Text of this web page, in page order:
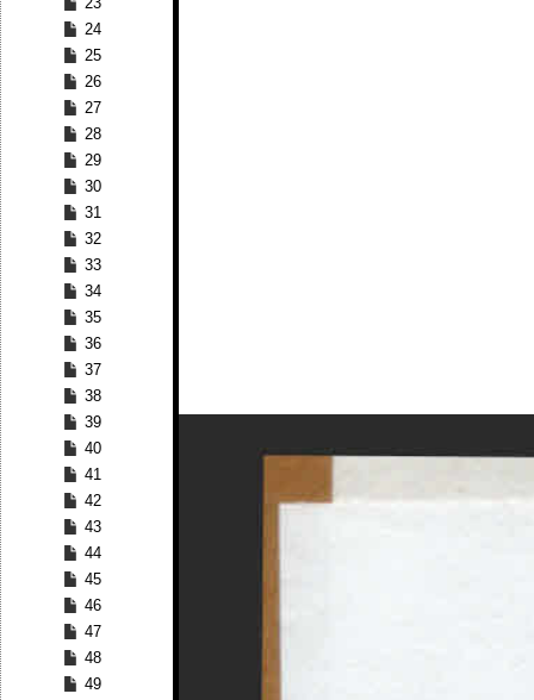
24
25
26
27
28
29
30
31
32
33
34
35
36
37
38
39
40
41
42
43
44
45
46
47
48
49